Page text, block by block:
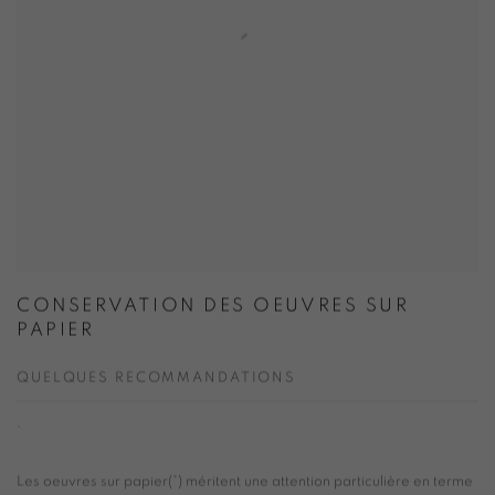
CONSERVATION DES OEUVRES SUR
PAPIER
QUELQUES RECOMMANDATIONS
Les oeuvres sur papier(*) méritent une attention particulière en terme